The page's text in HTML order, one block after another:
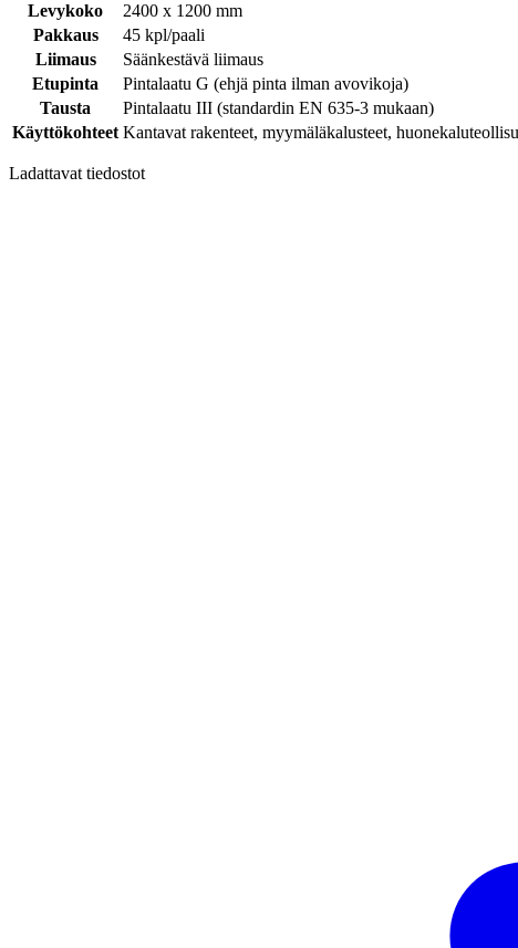
Levykoko
2400 x 1200 mm
Pakkaus
45 kpl/paali
Liimaus
Säänkestävä liimaus
Etupinta
Pintalaatu G (ehjä pinta ilman avovikoja)
Tausta
Pintalaatu III (standardin EN 635-3 mukaan)
Käyttökohteet Kantavat rakenteet, myymäläkalusteet,
Ladattavat tiedostot